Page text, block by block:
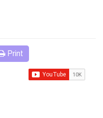
Print